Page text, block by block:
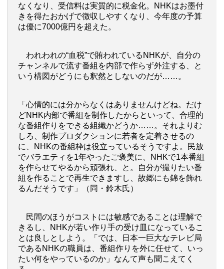
なくなり、受信料は実質的に税金化。NHKはお墨付
きを得たおかげで徴収しやすくなり、今年度の予算
は優に7000億円を超えた。
われわれの“血税”で賄われているNHKが、自分の
チャンネルで流す番組を内部で作らず外注する、と
いう構図がどうにも釈然としないのだが……。
「心情的には分からなくはありませんけどね。だけ
どNHK内部で番組を制作したからといって、合理的
な番組作りをできる組織かどうか……。それよりむ
しろ、制作プロダクションに若者を定着させるの
に、NHKの番組枠は役立っているそうですよ。民放
でバラエティを1年やったご褒美に、NHKで1本番組
を作らせてやるから頑張れ、と。自分が撮りたい番
組を作ることで再生できますし、故郷にも錦を飾れ
るんだそうです」（同・鈴木氏）
民間のほうがコストには敏感であることは理解で
きるし、NHKが若い作り手の受け皿になっているこ
とは良しとしよう。「では、日本一巨大なテレビ局
であるNHKの職員は、番組作りを外に任せて、いっ
たい何をやっているのか」なんて声も聞こえてく